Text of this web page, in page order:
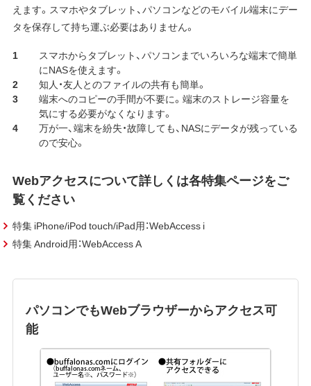
えます。スマホやタブレット、パソコンなどのモバイル端末にデー
タを保存して持ち運ぶ必要はありません。
スマホからタブレット、パソコンまでいろいろな端末で簡単
にNASを使えます。
知人・友人とのファイルの共有も簡単。
端末へのコピーの手間が不要に。端末のストレージ容量を
気にする必要がなくなります。
万が一、端末を紛失・故障しても、NASにデータが残っている
ので安心。
Webアクセスについて詳しくは各特集ページをご
覧ください
特集 iPhone/iPod touch/iPad用：WebAccess i
特集 Android用：WebAccess A
パソコンでもWebブラウザーからアクセス可
能